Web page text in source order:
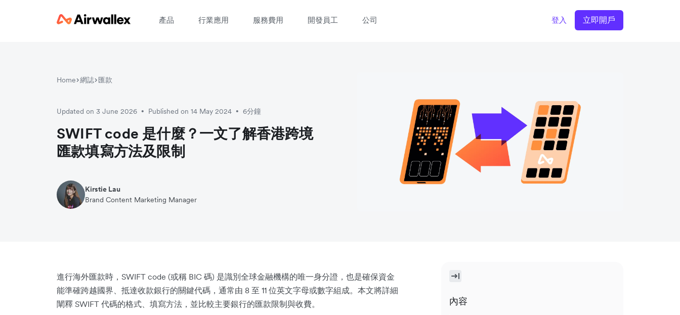
產品 行業應用 服務費用 開發員工 公司 登入 立即開戶
Home 網誌 匯款
Updated on 3 June 2026 • Published on 14 May 2024 • 6分鐘
SWIFT code 是什麼？一文了解香港跨境
匯款填寫方法及限制
Kirstie Lau
Brand Content Marketing Manager
進行海外匯款時，SWIFT code (或稱 BIC 碼) 是識別全球金融機構的唯一身分證，也是確保資金
能準確跨越國界、抵達收款銀行的關鍵代碼，通常由 8 至 11 位英文字母或數字組成。本文將詳細
闡釋 SWIFT 代碼的格式、填寫方法，並比較主要銀行的匯款限制與收費。
內容